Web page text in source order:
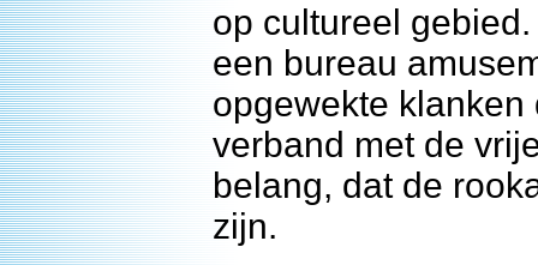
op cultureel
een bureau
opgewekte
verband met de
belang, dat de
zijn.